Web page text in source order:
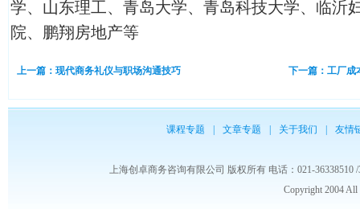
学、山东理工、青岛大学、青岛科技大学、临沂
院、鹏翔房地产等
上一篇：现代商务礼仪与职场沟通技巧 下一篇：工厂成
课程专题 文章专题 关于我们 友情
上海创卓商务咨询有限公司 版权所有 电话：021-36338510 /
Copyright 2004 All